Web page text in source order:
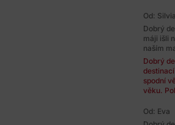
Od: Silvia
Dobrý
máji išli
naším
Dobrý
spodní
věku.
Od: Eva